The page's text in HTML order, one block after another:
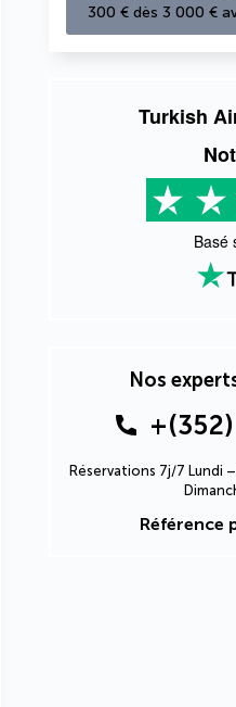
300 € dès 3 000 €
Turkish
Basé
Nos
Réservations 7j/7 Lundi
Référence